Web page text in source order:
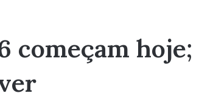
começam